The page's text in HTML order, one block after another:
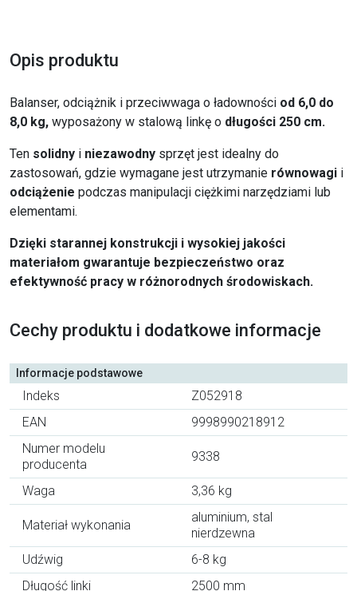
Opis produktu
Balanser, odciążnik i przeciwwaga o ładowności od 6,0 do
8,0 kg, wyposażony w stalową linkę o długości 250 cm.
Ten solidny i niezawodny sprzęt jest idealny do
zastosowań, gdzie wymagane jest utrzymanie równowagi i
odciążenie podczas manipulacji ciężkimi narzędziami lub
elementami.
Dzięki starannej konstrukcji i wysokiej jakości
materiałom gwarantuje bezpieczeństwo oraz
efektywność pracy w różnorodnych środowiskach.
Cechy produktu i dodatkowe informacje
Informacje podstawowe
Indeks
Z052918
EAN
9998990218912
Numer modelu
producenta
9338
Waga 3,36 kg
Materiał wykonania
aluminium, stal
nierdzewna
Udźwig
6-8 kg
Długość linki
2500 mm